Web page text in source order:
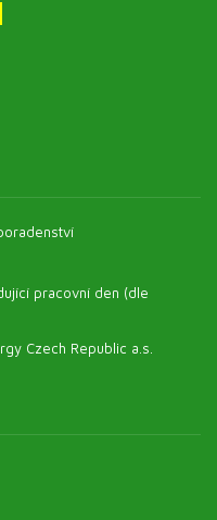
pracovní den (dle
Czech Republic a.s.